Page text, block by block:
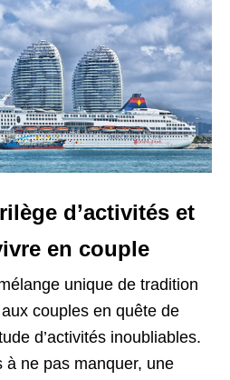
d’activités et
en couple
unique de tradition
couples en quête de
d’activités inoubliables.
à ne pas manquer, une